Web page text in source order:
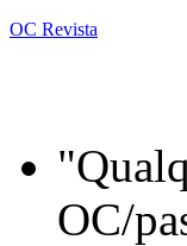
OC Revista
OC/